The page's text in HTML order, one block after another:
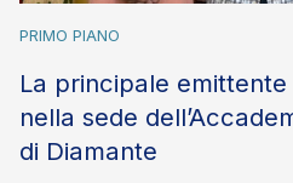
PRIMO PIANO
La principale
nella sede
di Diamante